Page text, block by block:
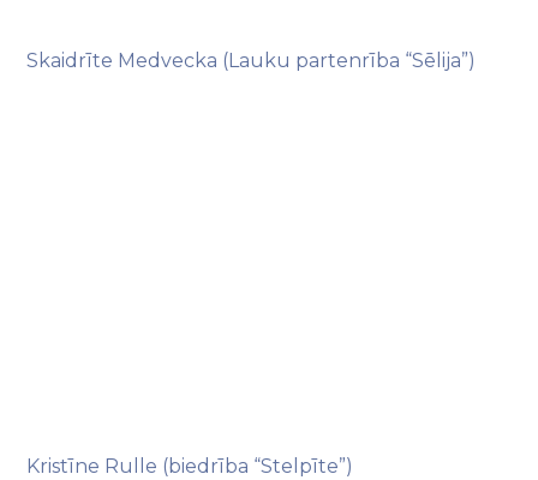
Skaidrīte Medvecka (Lauku partenrība “Sēlija”)
Kristīne Rulle (biedrība “Stelpīte”)